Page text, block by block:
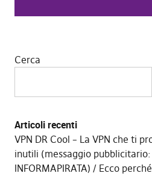
Cerca
Articoli recenti
VPN DR Cool – La VPN che ti
inutili (messaggio
INFORMAPIRATA)
Ecco